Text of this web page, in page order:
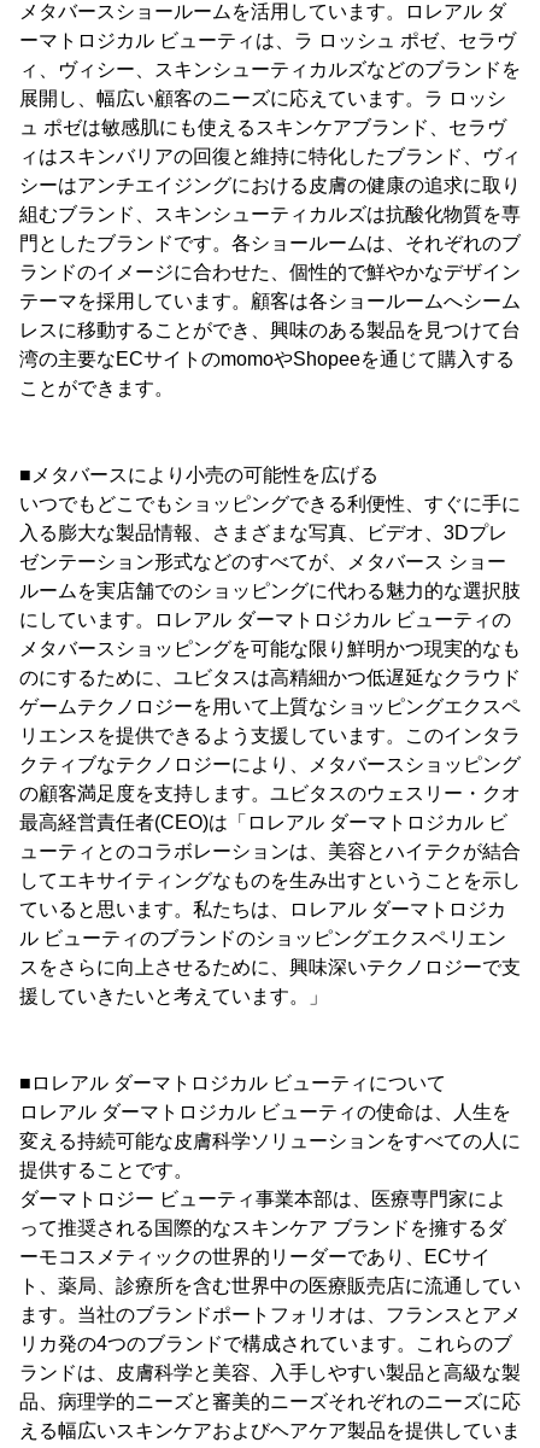
メタバースショールームを活用しています。ロレアル ダ
ーマトロジカル ビューティは、ラ ロッシュ ポゼ、セラヴ
ィ、ヴィシー、スキンシューティカルズなどのブランドを
展開し、幅広い顧客のニーズに応えています。ラ ロッシ
ュ ポゼは敏感肌にも使えるスキンケアブランド、セラヴ
ィはスキンバリアの回復と維持に特化したブランド、ヴィ
シーはアンチエイジングにおける皮膚の健康の追求に取り
組むブランド、スキンシューティカルズは抗酸化物質を専
門としたブランドです。各ショールームは、それぞれのブ
ランドのイメージに合わせた、個性的で鮮やかなデザイン
テーマを採用しています。顧客は各ショールームへシーム
レスに移動することができ、興味のある製品を見つけて台
湾の主要なECサイトのmomoやShopeeを通じて購入する
ことができます。
■メタバースにより小売の可能性を広げる
いつでもどこでもショッピングできる利便性、すぐに手に
入る膨大な製品情報、さまざまな写真、ビデオ、3Dプレ
ゼンテーション形式などのすべてが、メタバース ショー
ルームを実店舗でのショッピングに代わる魅力的な選択肢
にしています。ロレアル ダーマトロジカル ビューティの
メタバースショッピングを可能な限り鮮明かつ現実的なも
のにするために、ユビタスは高精細かつ低遅延なクラウド
ゲームテクノロジーを用いて上質なショッピングエクスペ
リエンスを提供できるよう支援しています。このインタラ
クティブなテクノロジーにより、メタバースショッピング
の顧客満足度を支持します。ユビタスのウェスリー・クオ
最高経営責任者(CEO)は「ロレアル ダーマトロジカル ビ
ューティとのコラボレーションは、美容とハイテクが結合
してエキサイティングなものを生み出すということを示し
ていると思います。私たちは、ロレアル ダーマトロジカ
ル ビューティのブランドのショッピングエクスペリエン
スをさらに向上させるために、興味深いテクノロジーで支
援していきたいと考えています。」
■ロレアル ダーマトロジカル ビューティについて
ロレアル ダーマトロジカル ビューティの使命は、人生を
変える持続可能な皮膚科学ソリューションをすべての人に
提供することです。
ダーマトロジー ビューティ事業本部は、医療専門家によ
って推奨される国際的なスキンケア ブランドを擁するダ
ーモコスメティックの世界的リーダーであり、ECサイ
ト、薬局、診療所を含む世界中の医療販売店に流通してい
ます。当社のブランドポートフォリオは、フランスとアメ
リカ発の4つのブランドで構成されています。これらのブ
ランドは、皮膚科学と美容、入手しやすい製品と高級な製
品、病理学的ニーズと審美的ニーズそれぞれのニーズに応
える幅広いスキンケアおよびヘアケア製品を提供していま